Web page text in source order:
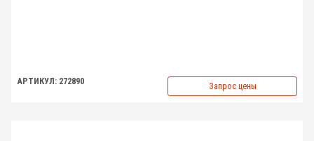
АРТИКУЛ: 272890 Запрос цены